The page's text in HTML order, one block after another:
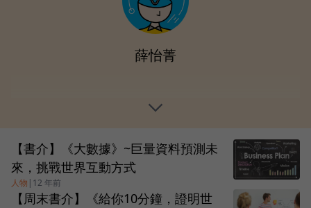
薛怡菁
【書介】《大數據》~巨量資料預測未
來，挑戰世界互動方式
人物 | 12 年前
【周末書介】《給你10分鐘，證明世